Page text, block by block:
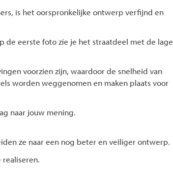
is het oorspronkelijke ontwerp verfijnd en
de eerste foto zie je het straatdeel met de lage
voorzien zijn, waardoor de snelheid van
worden weggenomen en maken plaats voor
naar jouw mening.
ze naar een nog beter en veiliger ontwerp.